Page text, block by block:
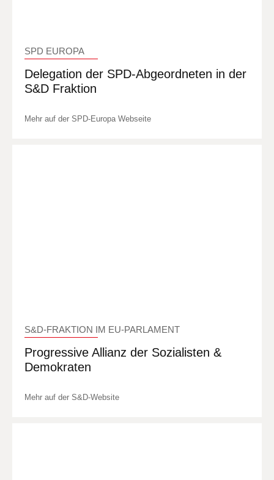
SPD EUROPA
Delegation der SPD-Abgeordneten in der
S&D Fraktion
Mehr auf der SPD-Europa Webseite
S&D-FRAKTION IM EU-PARLAMENT
Progressive Allianz der Sozialisten &
Demokraten
Mehr auf der S&D-Website